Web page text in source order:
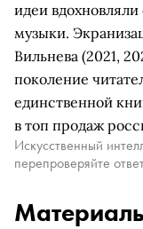
идеи
музыки.
Вильнева (2021,
поколение
единственной
в топ продаж
Искусственный
перепроверяйте